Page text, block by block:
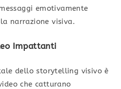
emotivamente
narrazione visiva.
Impattanti
dello storytelling visivo è
che catturano